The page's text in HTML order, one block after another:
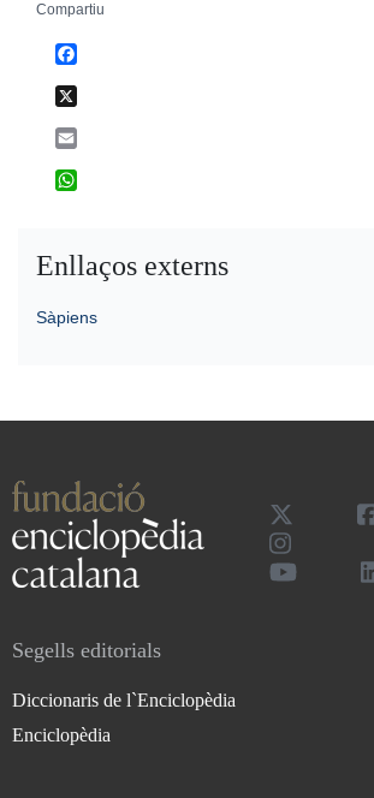
Compartiu
Enllaços externs
Sàpiens
Segells editorials
Diccionaris de l`Enciclopèdia
Enciclopèdia